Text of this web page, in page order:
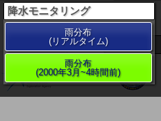
降水モニタリング
雨分布
(リアルタイム)
雨分布
(2000年3月~4時間前)